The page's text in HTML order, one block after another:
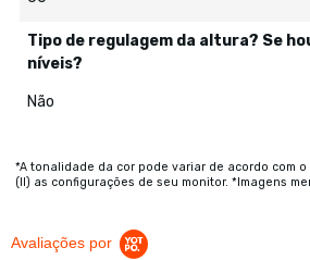
Tipo de regulagem da altura? Se
níveis?
Não
*A tonalidade da cor pode variar de acordo com
(II) as configurações de seu monitor. *Imagens
Avaliações por